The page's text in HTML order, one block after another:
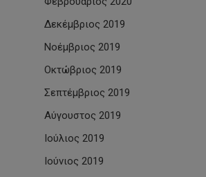
Δεκέμβριος 2019
Νοέμβριος 2019
Οκτώβριος 2019
Σεπτέμβριος 2019
Αύγουστος 2019
Ιούλιος 2019
Ιούνιος 2019